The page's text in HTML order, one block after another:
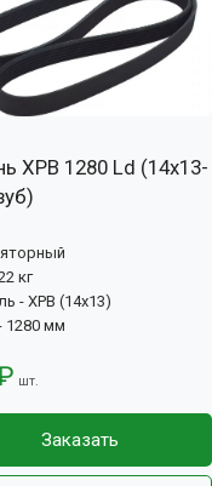
XPB 1280 Ld (14х13-
кг
- XPB (14x13)
1280 мм
шт.
Заказать